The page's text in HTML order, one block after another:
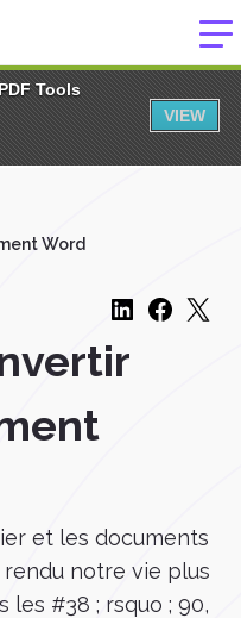
Tools
VIEW
Word
et les documents
notre vie plus
les #38 ; rsquo ; 90,